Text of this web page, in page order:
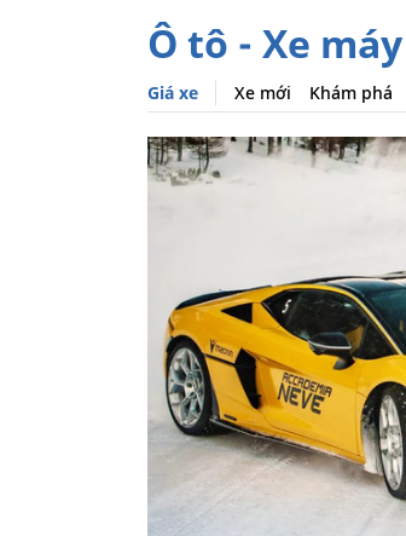
Ô tô - Xe máy
Xe mới Khám phá
Giá xe